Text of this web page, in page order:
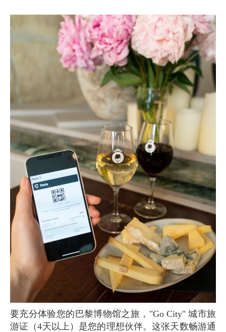
要充分体验您的巴黎博物馆之旅，"Go City" 城市旅
游证（4天以上）是您的理想伙伴。这张天数畅游通